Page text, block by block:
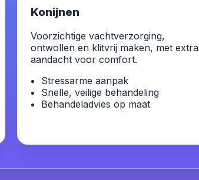
Konijnen
Voorzichtige vachtverzorging,
ontwollen en klitvrij maken, met extra
aandacht voor comfort.
Stressarme aanpak
Snelle, veilige behandeling
Behandeladvies op maat